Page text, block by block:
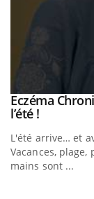
Youtube
Eczéma
l’été !Youtube
L'été arrive… et
Vacances,
mains sont ...
Youtube
Diabète &
atteintes de
défis, mais ...